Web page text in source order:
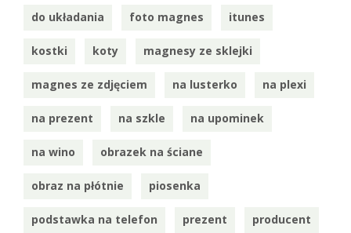
do układania foto magnes itunes
kostki koty magnesy ze sklejki
magnes ze zdjęciem na lusterko na plexi
na prezent na szkle na upominek
na wino obrazek na ściane
obraz na płótnie piosenka
podstawka na telefon prezent producent